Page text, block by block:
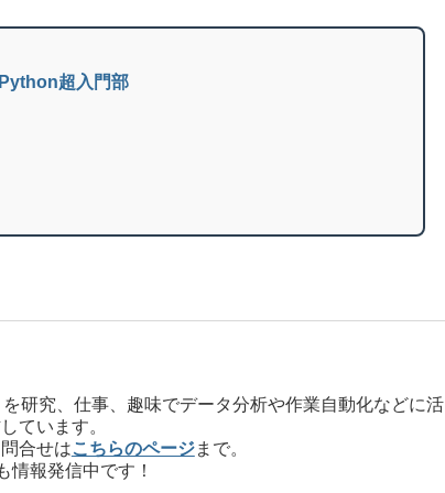
超入門部
研究、仕事、趣味でデータ分析や作業自動化などに活
ています。
合せはこちらのページまで。
情報発信中です！